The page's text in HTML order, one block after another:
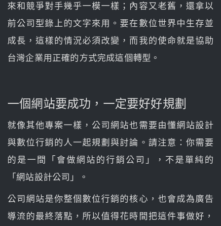
來和競爭對手幾乎一模一樣；內容又老舊，還拿以
前公司型錄上的文字來用。要在數位世界中生存並
成長，這樣的情況必須改變，而我的使命就是協助
台灣企業用正確的方式完成這個轉型。
一個網站要成功，一定要好好規劃
就像其他專案一樣，公司網站也需要由懂網站設計
與數位行銷的人一起規劃與討論。請注意：你需要
的是一間「會做網站的行銷公司」，不是單純的
「網站設計公司」。
公司網站是你整個數位行銷的核心，也會成為廣告
導流的最終落點，所以值得花時間把這件事做好，